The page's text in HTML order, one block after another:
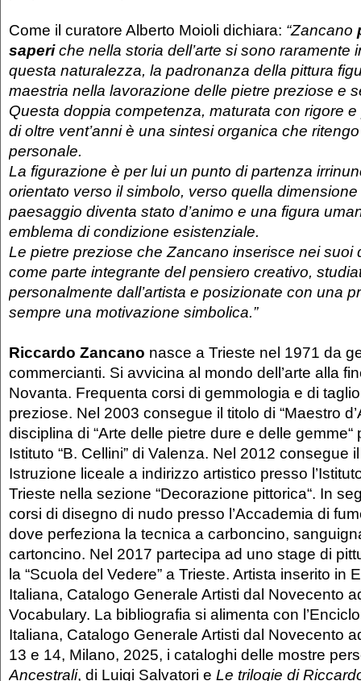
Come il curatore Alberto Moioli dichiara: “Zancano
saperiche nella storia dell’arte si sono raramente
questa naturalezza, la padronanza della pittura
maestria nella lavorazione delle pietre preziose e
Questa doppia competenza, maturata con rigore
di oltre vent’anni è una sintesi organica che
personale.
La figurazione è per lui un punto di partenza
orientato verso il simbolo, verso quella
paesaggio diventa stato d’animo e una figura
emblema di condizione esistenziale.
Le pietre preziose che Zancano inserisce nei suoi
come parte integrante del pensiero creativo,
personalmente dall’artista e posizionate con una
sempre una motivazione simbolica.”
Riccardo Zancano nasce a Trieste nel 1971 da
commercianti. Si avvicina al mondo dell’arte alla
Novanta. Frequenta corsi di gemmologia e di
preziose. Nel 2003 consegue il titolo di “Maestro
disciplina di “Arte delle pietre dure e delle gemme“
Istituto “B. Cellini” di Valenza. Nel 2012 consegue
Istruzione liceale a indirizzo artistico presso
Trieste nella sezione “Decorazione pittorica“. In
corsi di disegno di nudo presso l’Accademia di
dove perfeziona la tecnica a carboncino,
cartoncino. Nel 2017 partecipa ad uno stage di
la “Scuola del Vedere” a Trieste. Artista inserito in
Italiana, Catalogo Generale Artisti dal Novecento
Vocabulary. La bibliografia si alimenta con
Italiana, Catalogo Generale Artisti dal Novecento
13 e 14, Milano, 2025, i cataloghi delle mostre
Ancestrali, di Luigi Salvatori e Le trilogie di